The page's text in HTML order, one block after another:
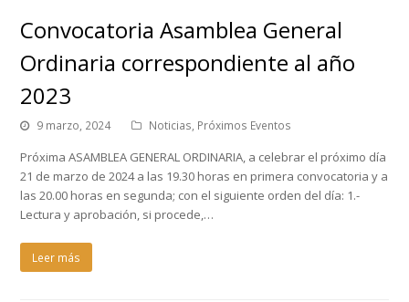
Convocatoria Asamblea General
Ordinaria correspondiente al año
2023
9 marzo, 2024 Noticias, Próximos Eventos
Próxima ASAMBLEA GENERAL ORDINARIA, a celebrar el próximo día
21 de marzo de 2024 a las 19.30 horas en primera convocatoria y a
las 20.00 horas en segunda; con el siguiente orden del día: 1.-
Lectura y aprobación, si procede,…
Leer más